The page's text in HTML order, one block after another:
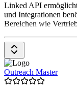
Linked API
und Integrationen
Bereichen wie
Outreach Master